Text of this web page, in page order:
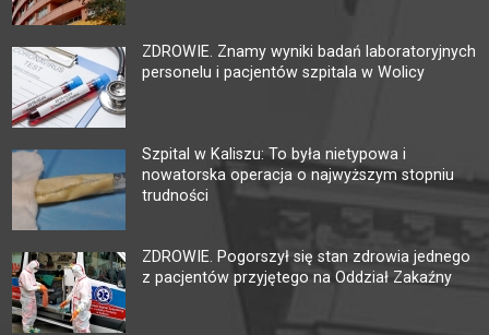
ZDROWIE. Znamy wyniki badań laboratoryjnych
personelu i pacjentów szpitala w Wolicy
Szpital w Kaliszu: To była nietypowa i
nowatorska operacja o najwyższym stopniu
trudności
ZDROWIE. Pogorszył się stan zdrowia jednego
z pacjentów przyjętego na Oddział Zakaźny